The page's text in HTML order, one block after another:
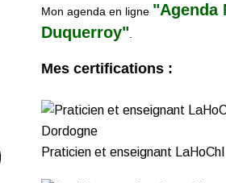
Mon agenda en ligne "Agenda
Duquerroy"
Mes certifications :
Praticien et enseignant LaHoChI